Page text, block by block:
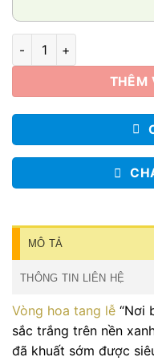
Nơi bình yên nhất 2 số
THÊM
MÔ TẢ
THÔNG TIN LIÊN HỆ
Vòng hoa tang lễ “Nơi
sắc trắng trên nền
đã khuất sớm được